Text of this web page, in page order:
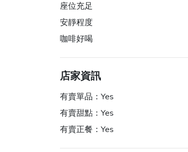
座位充足
安靜程度
咖啡好喝
店家資訊
有賣單品： Yes
有賣甜點： Yes
有賣正餐： Yes